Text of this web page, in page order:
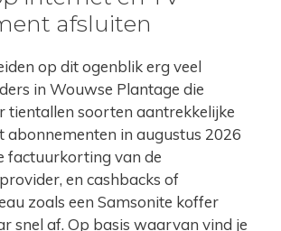
afsluiten
op dit ogenblik erg veel
in Wouwse Plantage die
tientallen soorten aantrekkelijke
abonnementen in augustus 2026
factuurkorting van de
en cashbacks of
zoals een Samsonite koffer
snel af. Op basis waarvan vind je